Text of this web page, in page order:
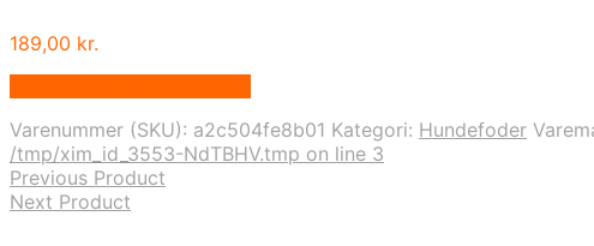
189,00 kr.
Varenummer (SKU): a2c504fe8b01 Kategori: Hundefoder
/tmp/xim_id_3553-NdTBHV.tmp on line 3
Previous Product
Next Product